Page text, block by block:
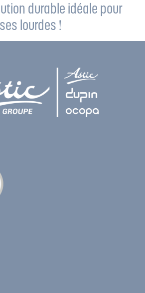
durable idéale pour
lourdes !